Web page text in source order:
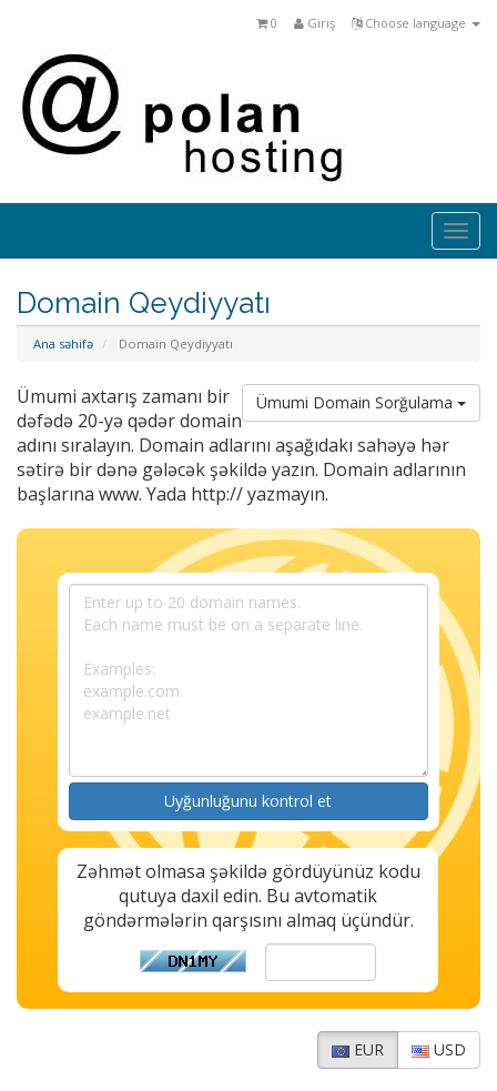
Choose language
Giriş
0
Domain Qeydiyyatı
Ana səhifə Domain Qeydiyyatı
Ümumi Domain Sorğulama
Ümumi axtarış zamanı bir
dəfədə 20-yə qədər domain
adını sıralayın. Domain adlarını aşağıdakı sahəyə hər
sətirə bir dənə gələcək şəkildə yazın. Domain adlarının
başlarına www. Yada http:// yazmayın.
Uyğunluğunu kontrol et
Zəhmət olmasa şəkildə gördüyünüz kodu
qutuya daxil edin. Bu avtomatik
göndərmələrin qarşısını almaq üçündür.
EUR USD